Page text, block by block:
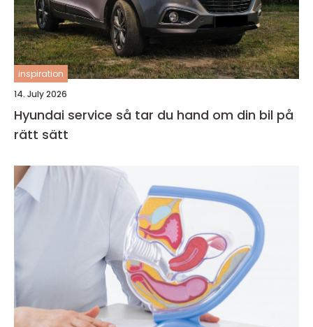
inspiration
14. July 2026
Hyundai service så tar du hand om din bil på
rätt sätt